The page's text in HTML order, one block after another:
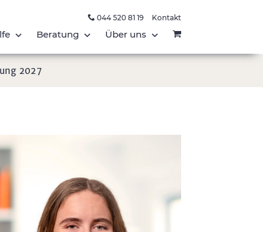
044 520 81 19 Kontakt
Beratung Über uns
2027